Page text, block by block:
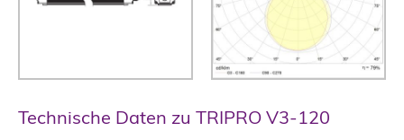
Technische Daten zu TRIPRO V3-120